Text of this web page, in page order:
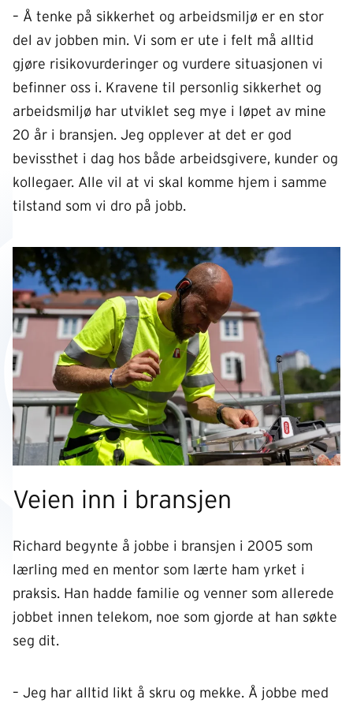
– Å tenke på sikkerhet og arbeidsmiljø er en stor
del av jobben min. Vi som er ute i felt må alltid
gjøre risikovurderinger og vurdere situasjonen vi
befinner oss i. Kravene til personlig sikkerhet og
arbeidsmiljø har utviklet seg mye i løpet av mine
20 år i bransjen. Jeg opplever at det er god
bevissthet i dag hos både arbeidsgivere, kunder og
kollegaer. Alle vil at vi skal komme hjem i samme
tilstand som vi dro på jobb.
Veien inn i bransjen
Richard begynte å jobbe i bransjen i 2005 som
lærling med en mentor som lærte ham yrket i
praksis. Han hadde familie og venner som allerede
jobbet innen telekom, noe som gjorde at han søkte
seg dit.
– Jeg har alltid likt å skru og mekke. Å jobbe med